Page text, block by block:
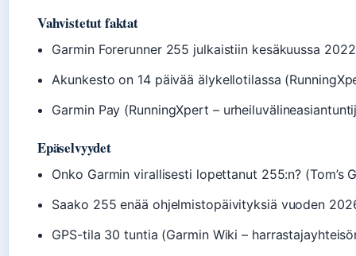
Vahvistetut faktat
Garmin Forerunner 255 julkaistiin kesäkuussa
Akunkesto on 14 päivää älykellotilassa
Garmin Pay (RunningXpert –
Epäselvyydet
Onko Garmin virallisesti lopettanut 255:n?
Saako 255 enää ohjelmistopäivityksiä vuoden
GPS-tila 30 tuntia (Garmin Wiki –